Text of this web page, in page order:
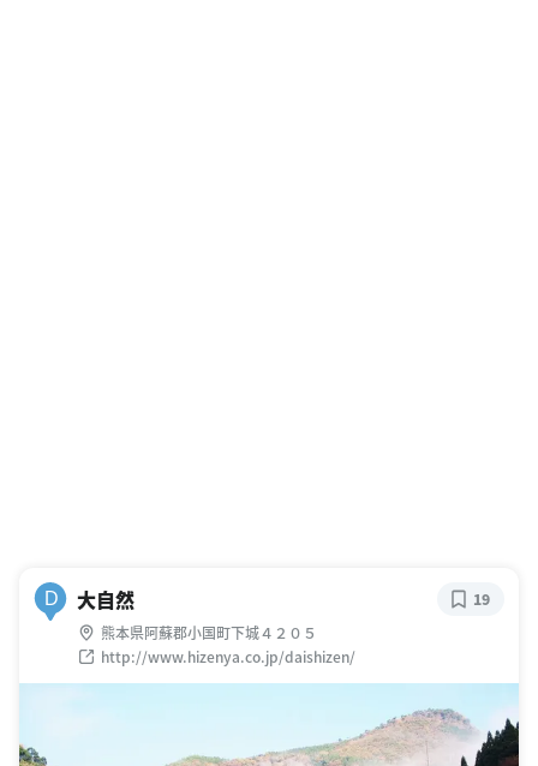
D 大自然
熊本県阿蘇郡小国町下城４２０５
http://www.hizenya.co.jp/daishizen/
19